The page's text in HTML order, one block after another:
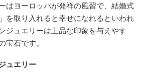
はヨーロッパが発祥の風習で、結婚式
を取り入れると幸せになれるといわれ
ジュエリーは上品な印象を与えやす
宝石です。
ュエリー